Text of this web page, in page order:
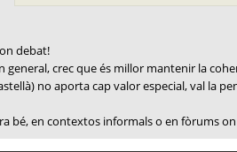
debat!
general, crec que és millor mantenir la
no aporta cap valor especial, val la
bé, en contextos informals o en fòrums